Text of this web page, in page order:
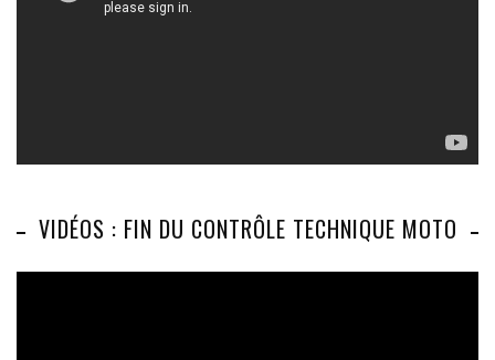
VIDÉOS : FIN DU CONTRÔLE TECHNIQUE MOTO